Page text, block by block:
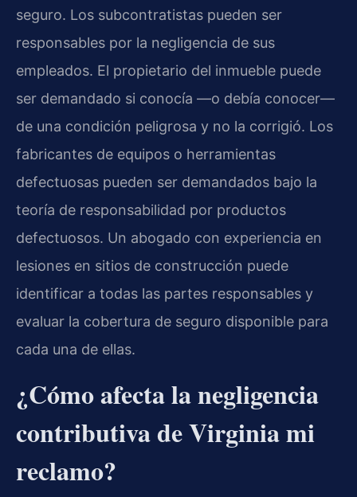
seguro. Los subcontratistas pueden ser
responsables por la negligencia de sus
empleados. El propietario del inmueble puede
ser demandado si conocía —o debía conocer—
de una condición peligrosa y no la corrigió. Los
fabricantes de equipos o herramientas
defectuosas pueden ser demandados bajo la
teoría de responsabilidad por productos
defectuosos. Un abogado con experiencia en
lesiones en sitios de construcción puede
identificar a todas las partes responsables y
evaluar la cobertura de seguro disponible para
cada una de ellas.
¿Cómo afecta la negligencia
contributiva de Virginia mi
reclamo?